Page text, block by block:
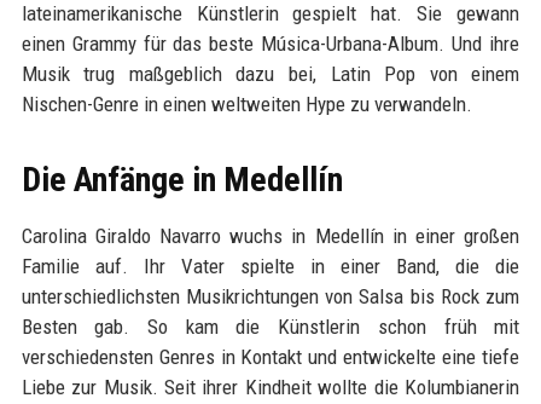
lateinamerikanische Künstlerin gespielt hat. Sie gewann
einen Grammy für das beste Música-Urbana-Album. Und ihre
Musik trug maßgeblich dazu bei, Latin Pop von einem
Nischen-Genre in einen weltweiten Hype zu verwandeln.
Die Anfänge in Medellín
Carolina Giraldo Navarro wuchs in Medellín in einer großen
Familie auf. Ihr Vater spielte in einer Band, die die
unterschiedlichsten Musikrichtungen von Salsa bis Rock zum
Besten gab. So kam die Künstlerin schon früh mit
verschiedensten Genres in Kontakt und entwickelte eine tiefe
Liebe zur Musik. Seit ihrer Kindheit wollte die Kolumbianerin